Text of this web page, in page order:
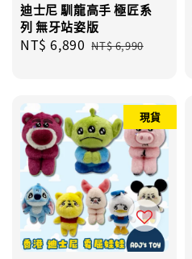
迪士尼 馴龍高手 極匠系
列 無牙站姿版
Sale
NT$ 6,890 Regular
NT$ 6,990
現貨